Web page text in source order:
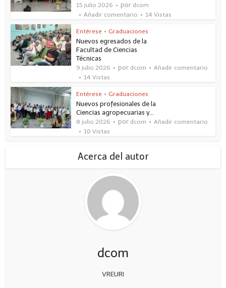
15 julio 2026 por dcom
Añadir comentario
14 Vistas
Entérese • Graduaciones
Nuevos egresados de la
Facultad de Ciencias
Técnicas
9 julio 2026 por dcom
Añadir comentario
14 Vistas
Entérese • Graduaciones
Nuevos profesionales de la
Ciencias agropecuarias y...
8 julio 2026 por dcom
Añadir comentario
10 Vistas
Acerca del autor
dcom
VREURI